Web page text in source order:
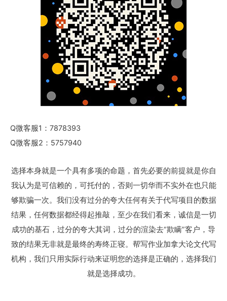
Q微客服1：7878393
Q微客服2：5757940
选择本身就是一个具有多项的命题，首先必要的前提就是你自
我认为是可信赖的，可托付的，否则一切华而不实外在也只能
够欺骗一次。我们没有过分的夸大任何有关于代写项目的数据
结果，任何数据都经得起推敲，至少在我们看来，诚信是一切
成功的基石，过分的夸大其词，过分的渲染去“欺瞒”客户，导
致的结果无非就是最终的寿终正寝。帮写作业加拿大论文代写
机构，我们只用实际行动来证明您的选择是正确的，选择我们
就是选择成功。